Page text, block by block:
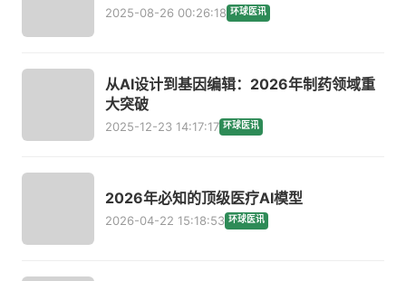
2025-08-26 00:26:18 环球医讯
从AI设计到基因编辑：2026年制药领域重
大突破
2025-12-23 14:17:17 环球医讯
2026年必知的顶级医疗AI模型
2026-04-22 15:18:53 环球医讯